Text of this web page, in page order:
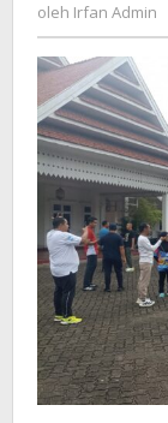
oleh Irfan Admin